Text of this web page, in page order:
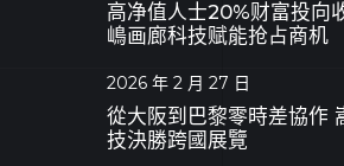
高净值人士20%财富投向
嶋画廊科技赋能抢占商机
2026 年 2 月 27 日
從大阪到巴黎零時差協作
技決勝跨國展覽